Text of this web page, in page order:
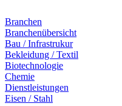
Branchen
Branchenübersicht
Bau / Infrastrukur
Bekleidung / Textil
Biotechnologie
Chemie
Dienstleistungen
Eisen / Stahl